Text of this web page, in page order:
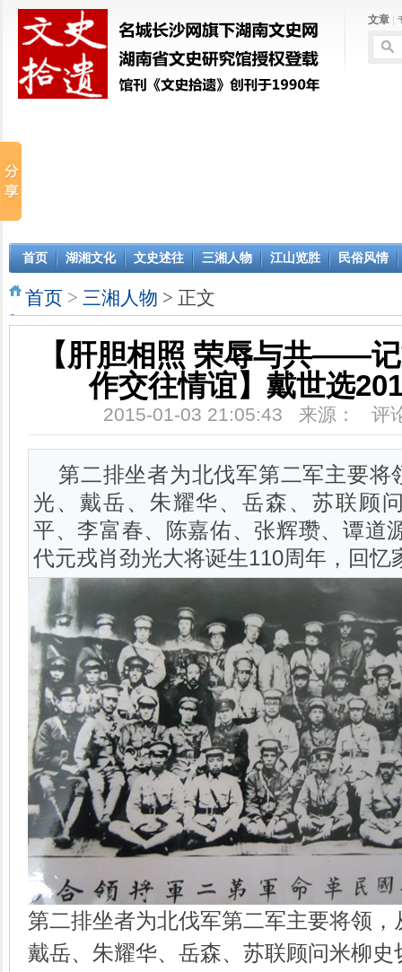
文章
首页 湖湘文化 文史述往 三湘人物 江山览胜 民俗风情
首页 > 三湘人物 > 正文
【肝胆相照 荣辱与共——
作交往情谊】戴世选
2015-01-03 21:05:43 来源： 评
第二排坐者为北伐军第二军主要将
光、戴岳、朱耀华、岳森、苏联顾
平、李富春、陈嘉佑、张辉瓒、谭道
代元戎肖劲光大将诞生110周年，回忆
第二排坐者为北伐军第二军主要将领
戴岳、朱耀华、岳森、苏联顾问米柳